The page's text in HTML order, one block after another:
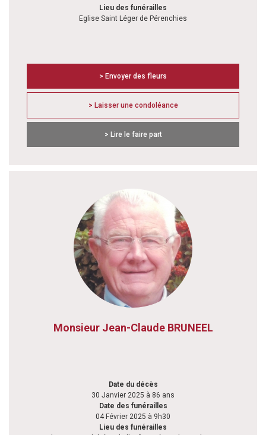
Lieu des funérailles
Eglise Saint Léger de Pérenchies
> Envoyer des fleurs
> Laisser une condoléance
> Lire le faire part
Monsieur Jean-Claude BRUNEEL
Date du décès
30 Janvier 2025 à 86 ans
Date des funérailles
04 Février 2025 à 9h30
Lieu des funérailles